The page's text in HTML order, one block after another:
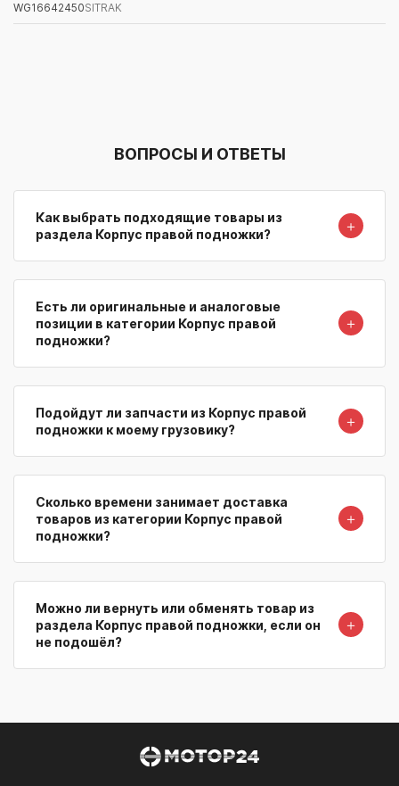
Артикул/БрендНаименование
WG16642450SITRAK
ВОПРОСЫ И ОТВЕТЫ
Как выбрать подходящие товары из
раздела Корпус правой подножки?
＋
Есть ли оригинальные и аналоговые
позиции в категории Корпус правой
подножки?
＋
Подойдут ли запчасти из Корпус правой
подножки к моему грузовику?
＋
Сколько времени занимает доставка
товаров из категории Корпус правой
подножки?
＋
Можно ли вернуть или обменять товар из
раздела Корпус правой подножки, если он
не подошёл?
＋